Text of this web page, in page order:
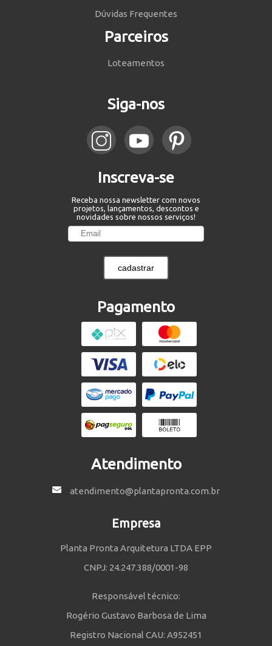
Dúvidas Frequentes
Parceiros
Loteamentos
Siga-nos
Inscreva-se
Receba nossa newsletter com novos
projetos, lançamentos, descontos e
novidades sobre nossos serviços!
cadastrar
Pagamento
Atendimento
atendimento@plantapronta.com.br
Empresa
Planta Pronta Arquitetura LTDA EPP
CNPJ: 24.247.388/0001-98
Responsável técnico:
Rogério Gustavo Barbosa de Lima
Registro Nacional CAU: A952451